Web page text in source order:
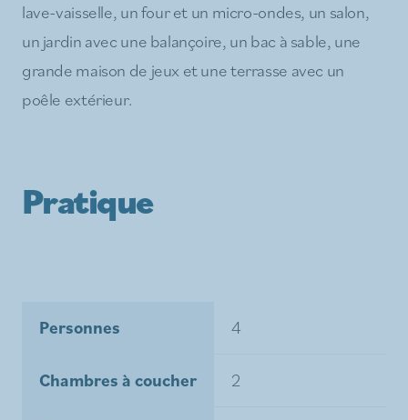
lave-vaisselle, un four et un micro-ondes, un salon,
un jardin avec une balançoire, un bac à sable, une
grande maison de jeux et une terrasse avec un
poêle extérieur.
Pratique
Personnes 4
Chambres à coucher 2